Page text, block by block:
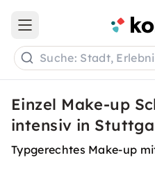
Open main menu
Suche: Stadt,
Einzel Make-up
intensiv in
Typgerechtes Make-up